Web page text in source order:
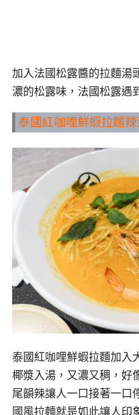
加入法國松露醬的拉麵湯
濃的松露味，法國松露遇
泰國紅咖哩鮮蝦拉麵
泰國紅咖哩鮮蝦拉麵加入
椰漿入湯，又濃又稠，好
尾韻辣讓人一口接著一口
國風拉麵就是如此讓人印